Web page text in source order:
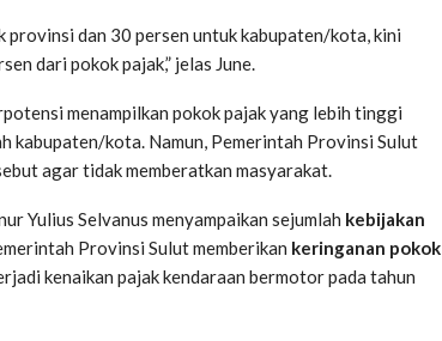
provinsi dan 30 persen untuk kabupaten/kota, kini
dari pokok pajak,” jelas June.
menampilkan pokok pajak yang lebih tinggi
kabupaten/kota. Namun, Pemerintah Provinsi Sulut
agar tidak memberatkan masyarakat.
Yulius Selvanus menyampaikan sejumlah kebijakan
Provinsi Sulut memberikan keringanan pokok
kenaikan pajak kendaraan bermotor pada tahun